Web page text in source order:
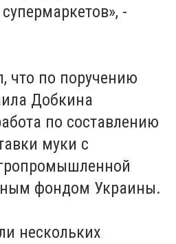
-
что по поручению
Добкина
по составлению
муки с
фондом Украины.
нескольких